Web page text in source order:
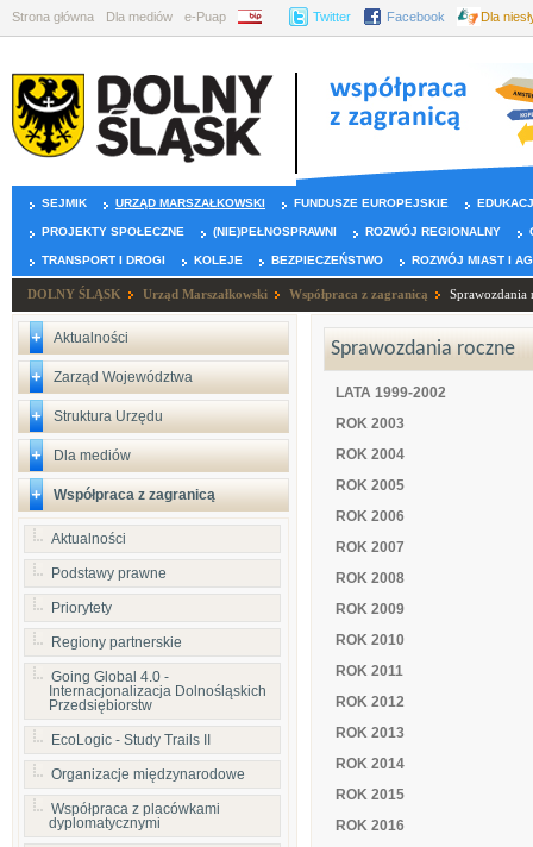
Strona główna Dla mediów e-Puap BIP Twitter Facebook Dla
SEJMIK URZĄD MARSZAŁKOWSKI FUNDUSZE EUROPEJSKIE
PROJEKTY SPOŁECZNE (NIE)PEŁNOSPRAWNI ROZWÓJ REGIONALNY
TRANSPORT I DROGI KOLEJE BEZPIECZEŃSTWO ROZWÓJ MIAST I
DOLNY ŚLĄSK Urząd Marszałkowski Współpraca z zagranicą Sprawozdania
Aktualności
Zarząd Województwa
Struktura Urzędu
Dla mediów
Współpraca z zagranicą
Aktualności
Podstawy prawne
Priorytety
Regiony partnerskie
Going Global 4.0 -
Internacjonalizacja Dolnośląskich
Przedsiębiorstw
EcoLogic - Study Trails II
Organizacje międzynarodowe
Współpraca z placówkami
dyplomatycznymi
Sprawozdania roczne
LATA 1999-2002
ROK 2003
ROK 2004
ROK 2005
ROK 2006
ROK 2007
ROK 2008
ROK 2009
ROK 2010
ROK 2011
ROK 2012
ROK 2013
ROK 2014
ROK 2015
ROK 2016